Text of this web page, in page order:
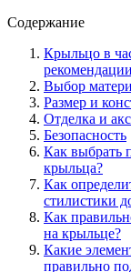
Содержание
Крыльцо в
рекомендации
Выбор
Размер и
Отделка и
Безопасность
Как выбрать
крыльца?
Как
стилистики
Как
на крыльце?
Какие
правильно